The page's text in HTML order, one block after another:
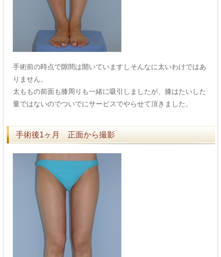
手術前の時点で隙間は開いていますしそんなに太いわけではあ
りません。
太ももの前面も膝周りも一緒に吸引しましたが、膝はたいした
量ではないのでついでにサービスでやらせて頂きました。
手術後1ヶ月 正面から撮影